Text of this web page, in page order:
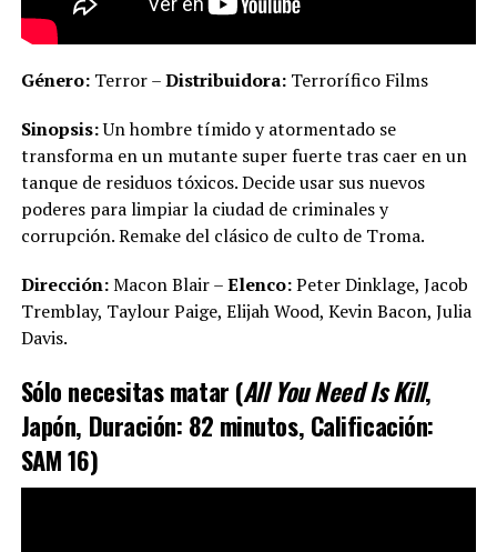
Género:Terror –Distribuidora:Terrorífico Films
Sinopsis:Un hombre tímido y atormentado se
transforma en un mutante super fuerte tras caer en un
tanque de residuos tóxicos. Decide usar sus nuevos
poderes para limpiar la ciudad de criminales y
corrupción. Remake del clásico de culto de Troma.
Dirección:Macon Blair –Elenco:Peter Dinklage, Jacob
Tremblay, Taylour Paige, Elijah Wood, Kevin Bacon, Julia
Davis.
Sólo necesitas matar (All You Need Is Kill,
Japón, Duración: 82 minutos, Calificación:
SAM 16)